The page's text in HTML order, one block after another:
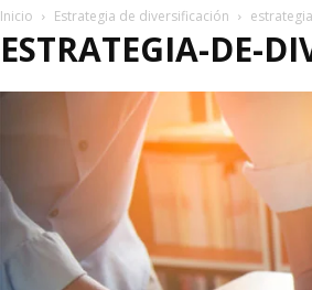
Inicio Estrategia de diversificación
ESTRATEGIA-DE-